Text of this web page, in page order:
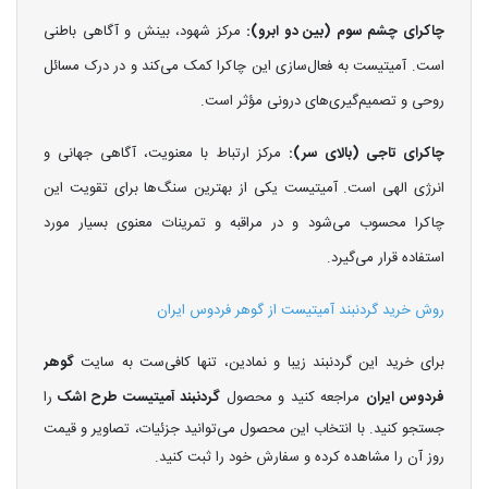
چاکرای چشم سوم (بین دو ابرو): مرکز شهود، بینش و آگاهی باطنی
است. آمیتیست به فعال‌سازی این چاکرا کمک می‌کند و در درک مسائل
روحی و تصمیم‌گیری‌های درونی مؤثر است.
چاکرای تاجی (بالای سر): مرکز ارتباط با معنویت، آگاهی جهانی و
انرژی الهی است. آمیتیست یکی از بهترین سنگ‌ها برای تقویت این
چاکرا محسوب می‌شود و در مراقبه و تمرینات معنوی بسیار مورد
استفاده قرار می‌گیرد.
روش خرید گردنبند آمیتیست از گوهر فردوس ایران
برای خرید این گردنبند زیبا و نمادین، تنها کافی‌ست به سایت گوهر
فردوس ایران مراجعه کنید و محصول گردنبند آمیتیست طرح اشک را
جستجو کنید. با انتخاب این محصول می‌توانید جزئیات، تصاویر و قیمت
روز آن را مشاهده کرده و سفارش خود را ثبت کنید.